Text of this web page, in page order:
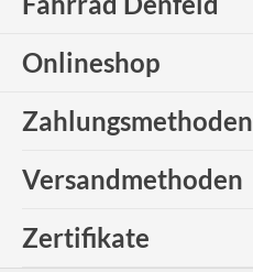
Onlineshop
Zahlungsmethoden
Versandmethoden
Zertifikate